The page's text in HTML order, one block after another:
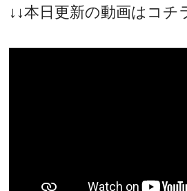
↓↓本日更新の動画はコチ